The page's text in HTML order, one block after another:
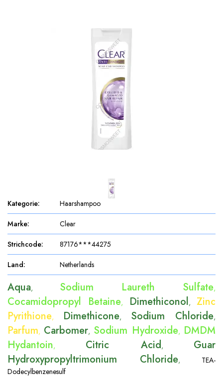
Kategorie: Haarshampoo
Marke: Clear
Strichcode: 87176***44275
Land: Netherlands
Aqua, Sodium Laureth Sulfate,
Cocamidopropyl Betaine, Dimethiconol,Zinc
Pyrithione, Dimethicone, Sodium Chloride,
Parfum, Carbomer, Sodium Hydroxide, DMDM
Hydantoin, Citric Acid, Guar
Hydroxypropyltrimonium Chloride, TEA-
Dodecylbenzenesulf